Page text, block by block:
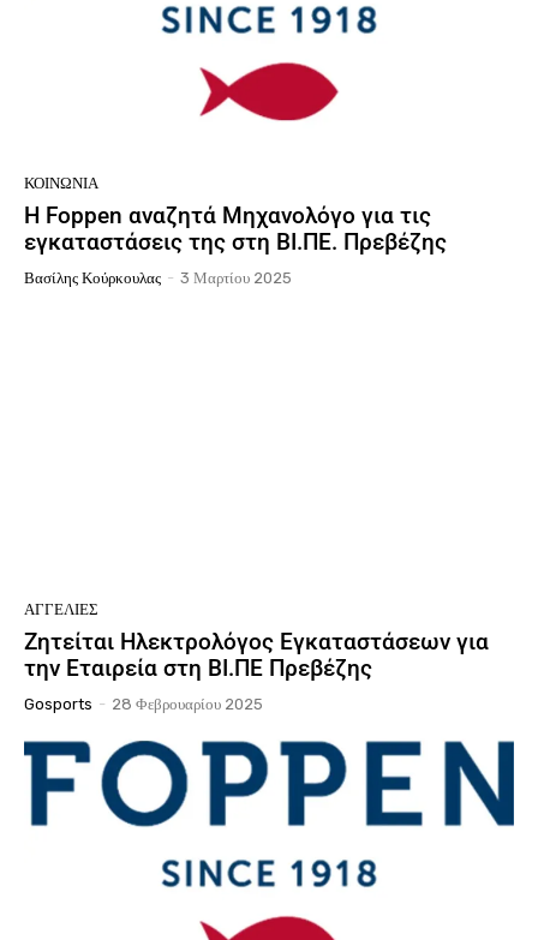
ΚΟΙΝΩΝΙΑ
H Foppen αναζητά Μηχανολόγο για τις
εγκαταστάσεις της στη ΒΙ.ΠΕ. Πρεβέζης
Βασίλης Κούρκουλας - 3 Μαρτίου 2025
ΑΓΓΕΛΊΕΣ
Ζητείται Ηλεκτρολόγος Εγκαταστάσεων για
την Εταιρεία στη ΒΙ.ΠΕ Πρεβέζης
Gosports - 28 Φεβρουαρίου 2025